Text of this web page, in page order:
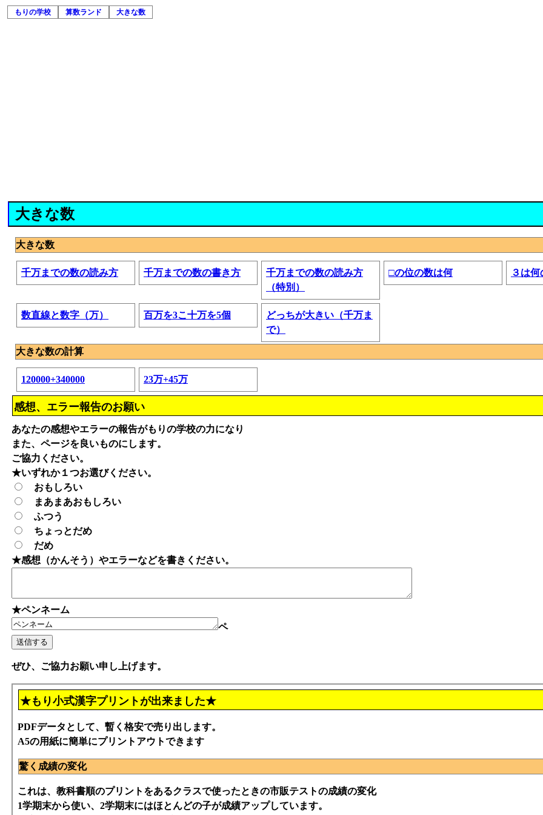
もりの学校 算数ランド 大きな数
大きな数
大きな数
千万までの数の読み方 千万までの数の書き方
千万までの数の読み方
（特別）
□の位の数は何 ３は何
数直線と数字（万） 百万を3こ十万を5個
どっちが大きい（千万ま
で）
大きな数の計算
120000+340000 23万+45万
感想、エラー報告のお願い
あなたの感想やエラーの報告がもりの学校の力になり
また、ページを良いものにします。
ご協力ください。
★いずれか１つお選びください。
おもしろい
まあまあおもしろい
ふつう
ちょっとだめ
だめ
★感想（かんそう）やエラーなどを書きください。
★ペンネーム
ペ
ぜひ、ご協力お願い申し上げます。